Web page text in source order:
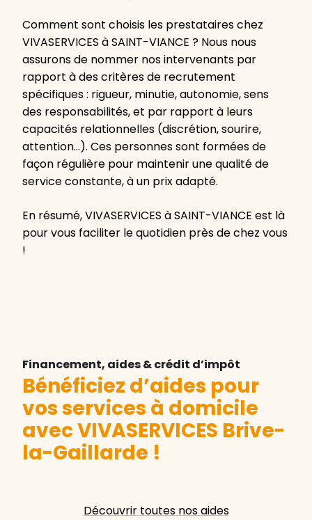
Comment sont choisis les prestataires chez
VIVASERVICES à SAINT-VIANCE ? Nous nous
assurons de nommer nos intervenants par
rapport à des critères de recrutement
spécifiques : rigueur, minutie, autonomie, sens
des responsabilités, et par rapport à leurs
capacités relationnelles (discrétion, sourire,
attention…). Ces personnes sont formées de
façon régulière pour maintenir une qualité de
service constante, à un prix adapté.
En résumé, VIVASERVICES à SAINT-VIANCE est là
pour vous faciliter le quotidien près de chez vous
!
Financement, aides & crédit d’impôt
Bénéficiez d’aides pour
vos services à domicile
avec VIVASERVICES Brive-
la-Gaillarde !
Découvrir toutes nos aides